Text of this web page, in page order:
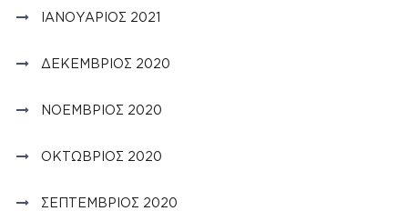
ΙΑΝΟΥΆΡΙΟΣ 2021
ΔΕΚΈΜΒΡΙΟΣ 2020
ΝΟΈΜΒΡΙΟΣ 2020
ΟΚΤΏΒΡΙΟΣ 2020
ΣΕΠΤΈΜΒΡΙΟΣ 2020